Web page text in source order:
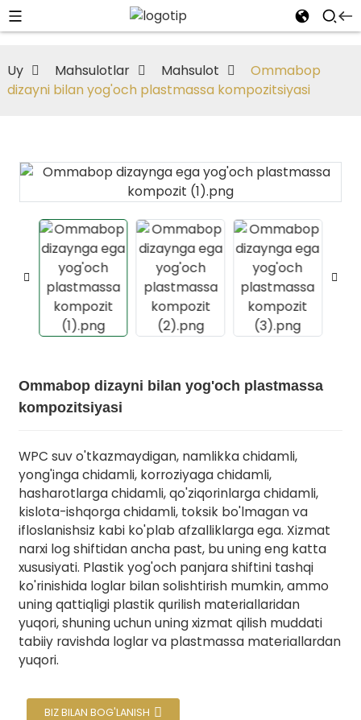
Uy Mahsulotlar Mahsulot
Ommabop
dizayni bilan yog'och plastmassa kompozitsiyasi
Ommabop dizayni bilan yog'och plastmassa
kompozitsiyasi
WPC suv o'tkazmaydigan, namlikka chidamli,
yong'inga chidamli, korroziyaga chidamli,
hasharotlarga chidamli, qo'ziqorinlarga chidamli,
kislota-ishqorga chidamli, toksik bo'lmagan va
ifloslanishsiz kabi ko'plab afzalliklarga ega. Xizmat
narxi log shiftidan ancha past, bu uning eng katta
xususiyati. Plastik yog'och panjara shiftini tashqi
ko'rinishida loglar bilan solishtirish mumkin, ammo
uning qattiqligi plastik qurilish materiallaridan
yuqori, shuning uchun uning xizmat qilish muddati
tabiiy ravishda loglar va plastmassa materiallardan
yuqori.
BIZ BILAN BOG'LANISH